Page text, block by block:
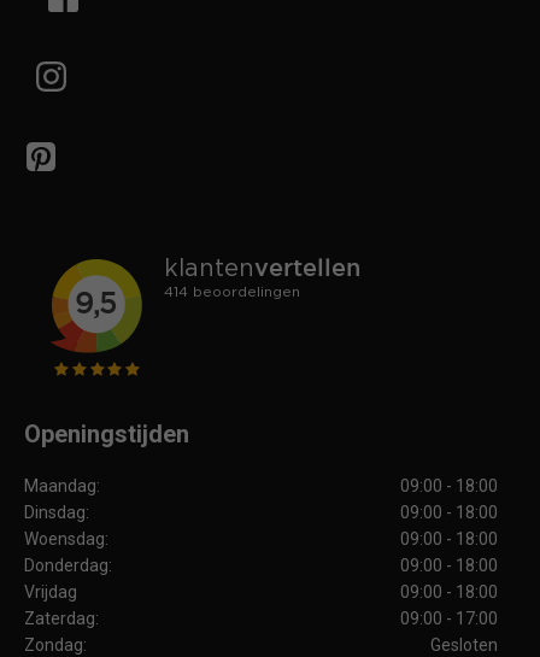
Openingstijden
Maandag:
09:00 - 18:00
Dinsdag:
09:00 - 18:00
Woensdag:
09:00 - 18:00
Donderdag:
09:00 - 18:00
Vrijdag
09:00 - 18:00
Zaterdag:
09:00 - 17:00
Zondag:
Gesloten